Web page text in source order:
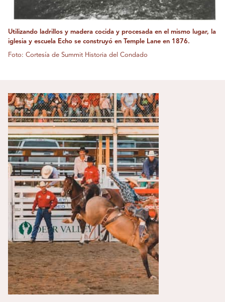
Utilizando ladrillos y madera cocida y procesada en el mismo lugar, la
iglesia y escuela Echo se construyó en Temple Lane en 1876.
Foto: Cortesía de Summit Historia del Condado